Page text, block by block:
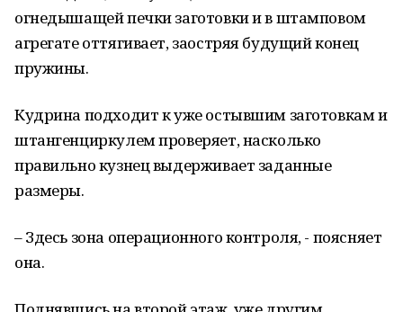
огнедышащей печки заготовки и в штамповом
агрегате оттягивает, заостряя будущий конец
пружины.
Кудрина подходит к уже остывшим заготовкам и
штангенциркулем проверяет, насколько
правильно кузнец выдерживает заданные
размеры.
– Здесь зона операционного контроля, - поясняет
она.